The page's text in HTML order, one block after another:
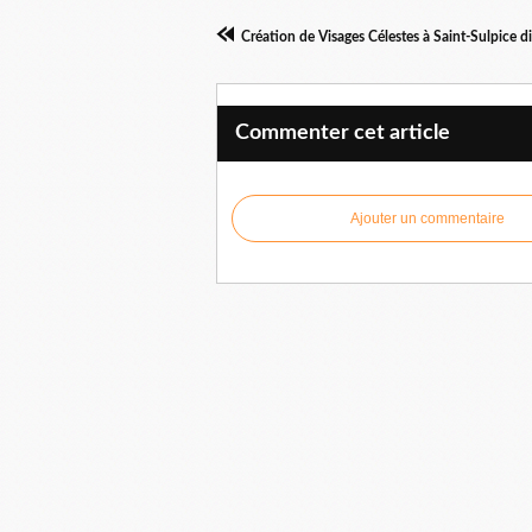
Création de Visages Célestes à Saint-Sulpice
Commenter cet article
Ajouter un commentaire